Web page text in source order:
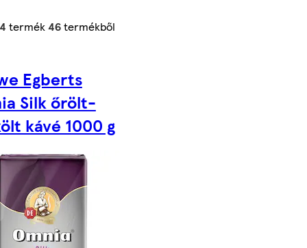
termék46termékből
Egberts
Silk őrölt-
kávé 1000 g